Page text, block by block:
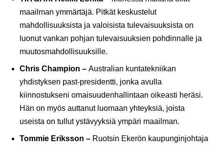
maailman ymmärtäjä. Pitkät keskustelut
mahdollisuuksista ja valoisista tulevaisuuksista on
luonut vankan pohjan tulevaisuuksien pohdinnalle ja
muutosmahdollisuuksille.
Chris Champion –Australian kuntatekniikan
yhdistyksen past-presidentti, jonka avulla
kiinnostukseni omaisuudenhallintaan oikeasti heräsi.
Hän on myös auttanut luomaan yhteyksiä, joista
useista on tullut ystävyyksiä ympäri maailman.
Tommie Eriksson – Ruotsin Ekerön kaupunginjohtaja